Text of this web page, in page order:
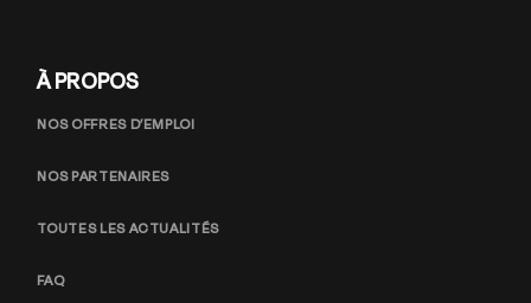
À PROPOS
NOS OFFRES D’EMPLOI
NOS PARTENAIRES
TOUTES LES ACTUALITÉS
FAQ